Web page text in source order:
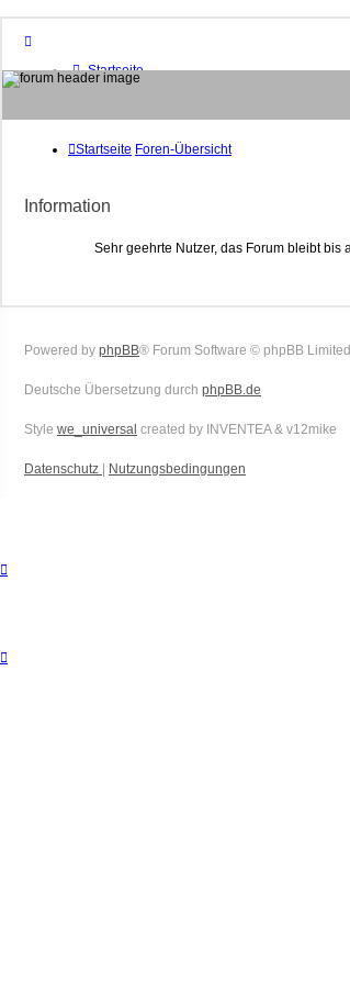
Startseite
Foren-Übersicht
Suche
Unbeantwortete Themen
Aktive Themen
Das Team
Anmelden
Startseite Foren-Übersicht
Information
Sehr geehrte Nutzer, das Forum bleibt
Powered by phpBB® Forum Software © phpBB Limited
Deutsche Übersetzung durch phpBB.de
Style we_universal created by INVENTEA & v12mike
Datenschutz | Nutzungsbedingungen